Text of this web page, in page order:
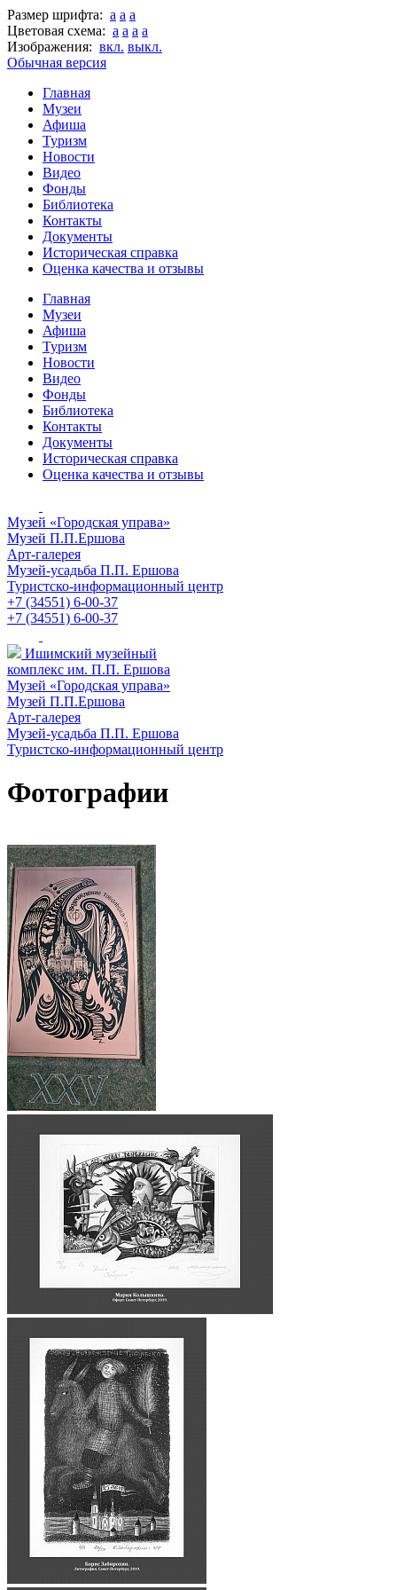
Размер шрифта: a a a
Цветовая схема: a a a a
Изображения: вкл. выкл.
Обычная версия
Главная
Музеи
Афиша
Туризм
Новости
Видео
Фонды
Библиотека
Контакты
Документы
Историческая справка
Оценка качества и отзывы
Главная
Музеи
Афиша
Туризм
Новости
Видео
Фонды
Библиотека
Контакты
Документы
Историческая справка
Оценка качества и отзывы
Музей «Городская управа»
Музей П.П.Ершова
Арт-галерея
Музей-усадьба П.П. Ершова
Туристско-информационный центр
+7 (34551) 6-00-37
+7 (34551) 6-00-37
Ишимский музейный
комплекс им. П.П. Ершова
Музей «Городская управа»
Музей П.П.Ершова
Арт-галерея
Музей-усадьба П.П. Ершова
Туристско-информационный центр
Фотографии